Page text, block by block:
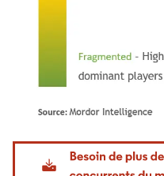
Image © Mordor Intelligence. La